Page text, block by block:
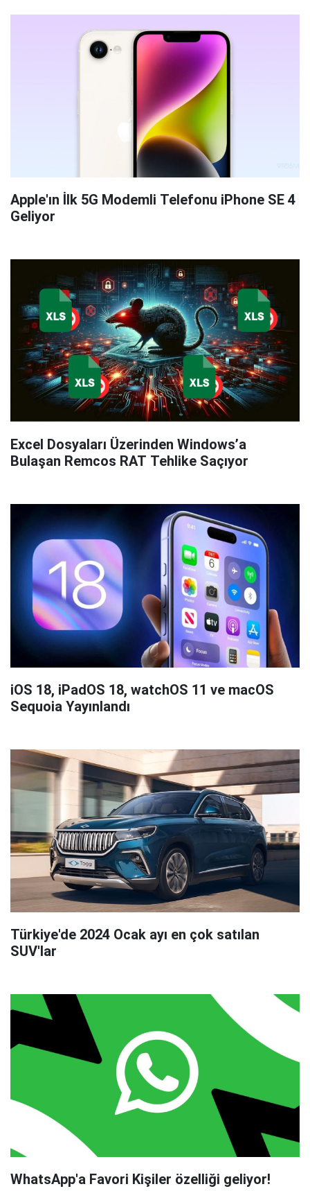
Apple'ın İlk 5G Modemli Telefonu iPhone SE 4
Geliyor
Excel Dosyaları Üzerinden Windows’a
Bulaşan Remcos RAT Tehlike Saçıyor
iOS 18, iPadOS 18, watchOS 11 ve macOS
Sequoia Yayınlandı
Türkiye'de 2024 Ocak ayı en çok satılan
SUV'lar
WhatsApp'a Favori Kişiler özelliği geliyor!